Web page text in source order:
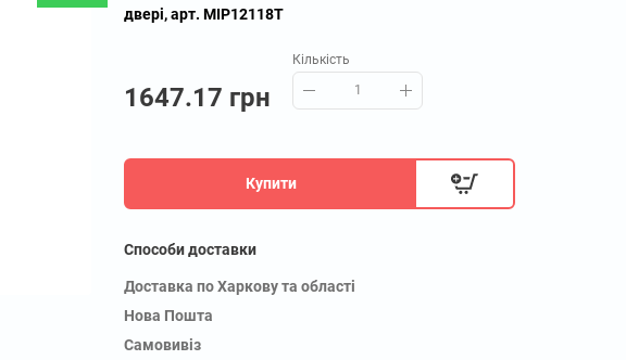
двері, арт. MIP12118T
1647.17 грн
Кількість
Купити
Способи доставки
Доставка по Харкову та області
Нова Пошта
Самовивіз